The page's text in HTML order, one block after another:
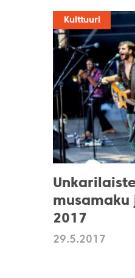
Kulttuuri
2017
29.5.2017